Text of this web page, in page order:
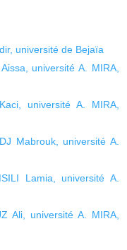
université de Bejaïa
université A. MIRA,
université A. MIRA,
Mabrouk, université A.
Lamia, université A.
Ali, université A. MIRA,